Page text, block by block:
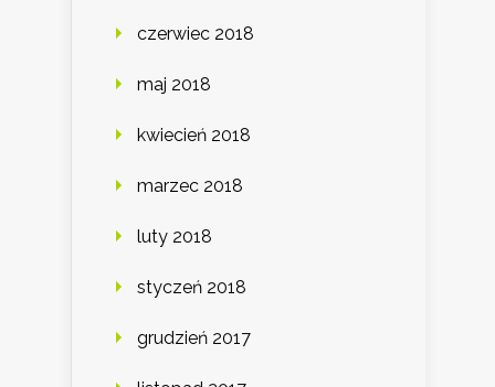
czerwiec 2018
maj 2018
kwiecień 2018
marzec 2018
luty 2018
styczeń 2018
grudzień 2017